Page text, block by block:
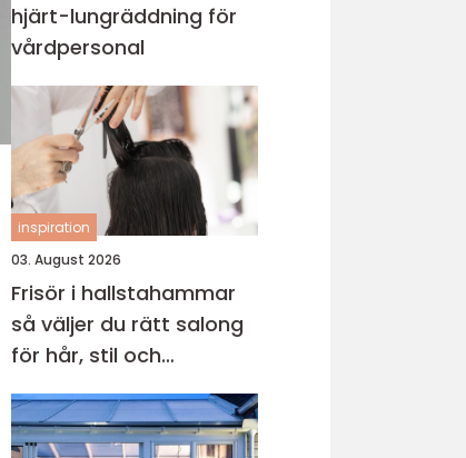
hjärt-lungräddning för
vårdpersonal
inspiration
03. August 2026
Frisör i hallstahammar
så väljer du rätt salong
för hår, stil och
välmående